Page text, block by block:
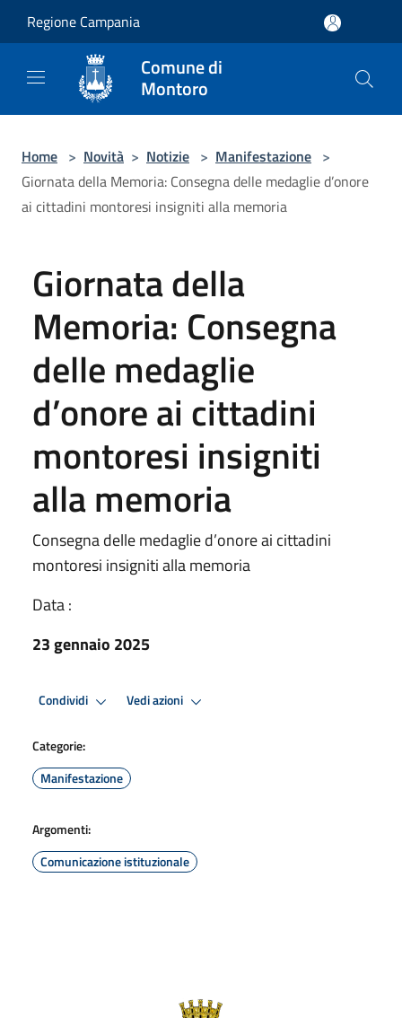
Regione Campania
Comune di
Montoro
Home > Novità > Notizie > Manifestazione >
Giornata della Memoria: Consegna delle medaglie d’onore
ai cittadini montoresi insigniti alla memoria
Giornata della
Memoria: Consegna
delle medaglie
d’onore ai cittadini
montoresi insigniti
alla memoria
Consegna delle medaglie d’onore ai cittadini
montoresi insigniti alla memoria
Data :
23 gennaio 2025
Condividi Vedi azioni
Categorie:
Manifestazione
Argomenti:
Comunicazione istituzionale